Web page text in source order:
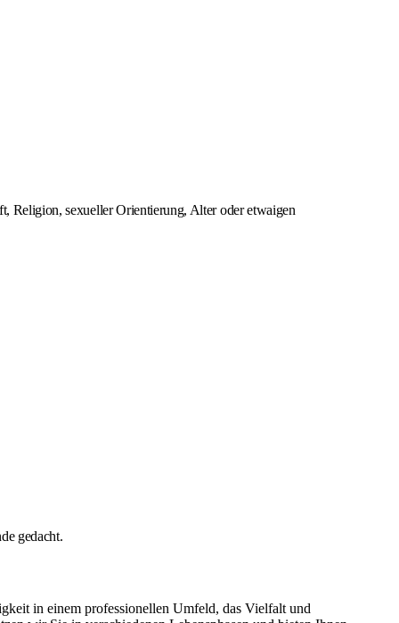
Religion, sexueller Orientierung, Alter oder etwaigen
gedacht.
in einem professionellen Umfeld, das Vielfalt und